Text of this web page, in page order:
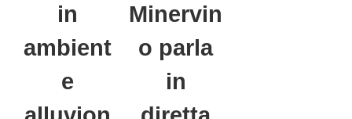
in
ambient
e
Minervin
o parla
in